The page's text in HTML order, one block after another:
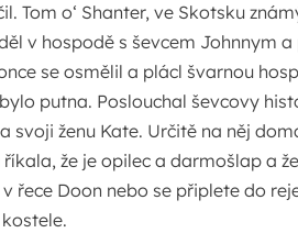
Tom o‘ Shanter, ve Skotsku
v hospodě s ševcem Johnnym a
se osmělil a plácl švarnou
putna. Poslouchal ševcovy
svoji ženu Kate. Určitě na něj
že je opilec a darmošlap a
řece Doon nebo se připlete do